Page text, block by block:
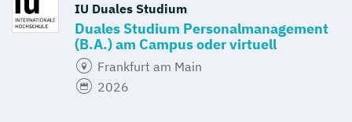
IU Duales Studium
Duales Studium Personalmanagement
(B.A.) am Campus oder virtuell
Frankfurt am Main
2026